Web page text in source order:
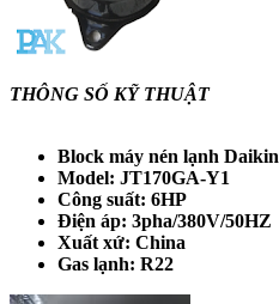
THÔNG SỐ KỸ THUẬT
Block máy nén lạnh Daikin
Model: JT170GA-Y1
Công suất: 6HP
Điện áp: 3pha/380V/50HZ
Xuất xứ: China
Gas lạnh: R22